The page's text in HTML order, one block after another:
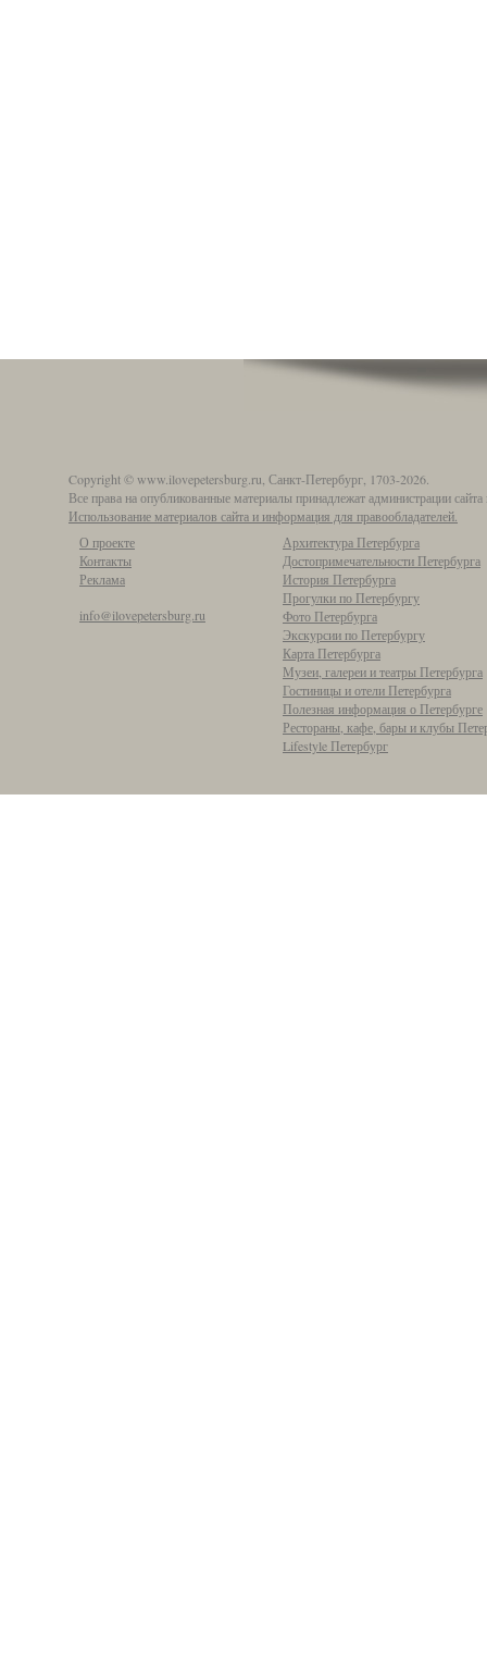
Copyright © www.ilovepetersburg.ru, Санкт-Петербург, 1703-2026.
Все права на опубликованные материалы принадлежат администрации
Использование материалов сайта и информация для правообладателей.
О проекте
Контакты
Реклама
info@ilovepetersburg.ru
Архитектура Петербурга
Достопримечательности Петербурга
История Петербурга
Прогулки по Петербургу
Фото Петербурга
Экскурсии по Петербургу
Карта Петербурга
Музеи, галереи и театры Петербурга
Гостиницы и отели Петербурга
Полезная информация о Петербурге
Рестораны, кафе, бары и клубы
Lifestyle Петербург